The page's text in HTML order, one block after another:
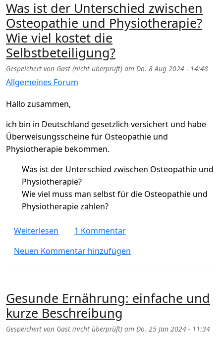
Was ist der Unterschied zwischen
Osteopathie und Physiotherapie?
Wie viel kostet die
Selbstbeteiligung?
Gespeichert von Gast (nicht überprüft) am Do. 8 Aug 2024 - 14:48
Allgemeines Forum
Hallo zusammen,
ich bin in Deutschland gesetzlich versichert und habe
Überweisungsscheine für Osteopathie und
Physiotherapie bekommen.
Was ist der Unterschied zwischen Osteopathie und
Physiotherapie?
Wie viel muss man selbst für die Osteopathie und
Physiotherapie zahlen?
Weiterlesen über Was ist der Unterschied zwischen
1 Kommentar
Neuen Kommentar hinzufügen
Gesunde Ernährung: einfache und
kurze Beschreibung
Gespeichert von Gast (nicht überprüft) am Do. 25 Jan 2024 - 11:34